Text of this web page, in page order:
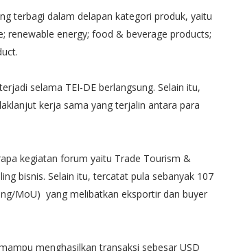
terbagi dalam delapan kategori produk, yaitu
renewable energy; food & beverage products;
selama TEI-DE berlangsung. Selain itu,
kerja sama yang terjalin antara para
kegiatan forum yaitu Trade Tourism &
bisnis. Selain itu, tercatat pula sebanyak 107
MoU) yang melibatkan eksportir dan buyer
menghasilkan transaksi sebesar USD